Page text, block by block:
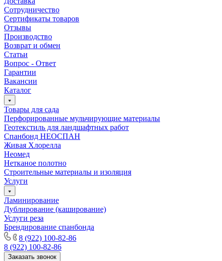
Сотрудничество
Сертификаты товаров
Отзывы
Производство
Возврат и обмен
Статьи
Вопрос - Ответ
Гарантии
Вакансии
Каталог
Товары для сада
Перфорированные мульчирующие материалы
Геотекстиль для ландшафтных работ
Спанбонд НЕОСПАН
Живая Хлорелла
Нeомед
Нетканое полотно
Строительные материалы и изоляция
Услуги
Ламинирование
Дублирование (каширование)
Услуги реза
Брендирование спанбонда
8 (922) 100-82-86
8 (922) 100-82-86
Заказать звонок